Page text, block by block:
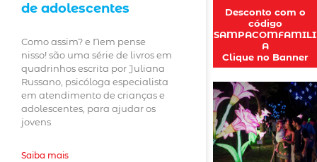
de adolescentes
Como assim? e Nem pense
nisso! são uma série de livros em
quadrinhos escrita por Juliana
Russano, psicóloga especialista
em atendimento de crianças e
adolescentes, para ajudar os
jovens
Saiba mais
Desconto com o
código
SAMPACOMFAMILI
A
Clique no Banner